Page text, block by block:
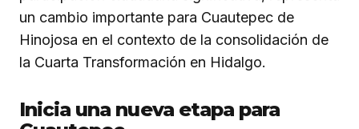
un cambio importante para Cuautepec de
Hinojosa en el contexto de la consolidación de
la Cuarta Transformación en Hidalgo.
Inicia una nueva etapa para